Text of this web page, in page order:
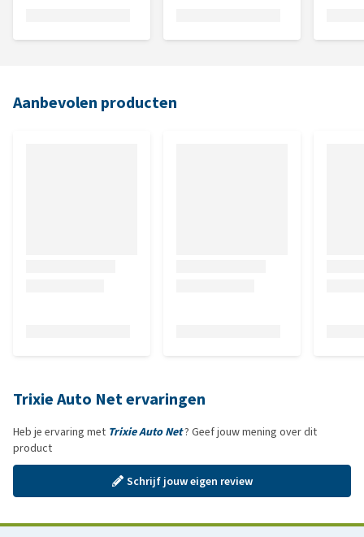
Aanbevolen producten
Trixie Auto Net ervaringen
Heb je ervaring met Trixie Auto Net? Geef jouw mening over dit
product
Schrijf jouw eigen review